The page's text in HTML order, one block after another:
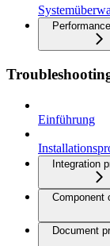
Einführung
Integration
Component
Document